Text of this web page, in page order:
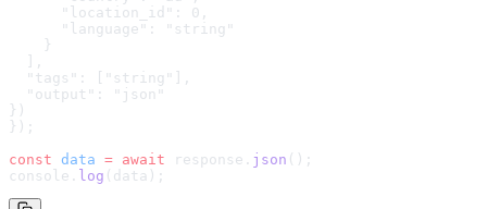
      "location_id": 0,
      "language": "string"
    }
  ],
  "tags": ["string"],
  "output": "json"
} )
});
const data = await response. json ();
console. log (data);